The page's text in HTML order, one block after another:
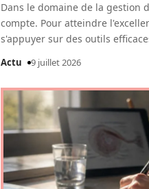
Dans le domaine de la gestion
compte. Pour atteindre
s'appuyer sur des outils
Actu 9 juillet 2026